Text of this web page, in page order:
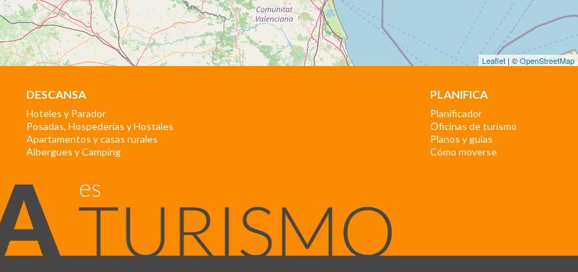
Leaflet | ©OpenStreetMap
DESCANSA
Hoteles y Parador
Posadas, Hospederías y Hostales
Apartamentos y casas rurales
Albergues y Camping
PLANIFICA
Planificador
Oficinas de turismo
Planos y guías
Cómo moverse